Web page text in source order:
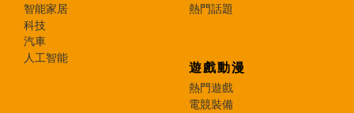
智能家居
科技
汽車
人工智能
熱門話題
遊戲動漫
熱門遊戲
電競裝備